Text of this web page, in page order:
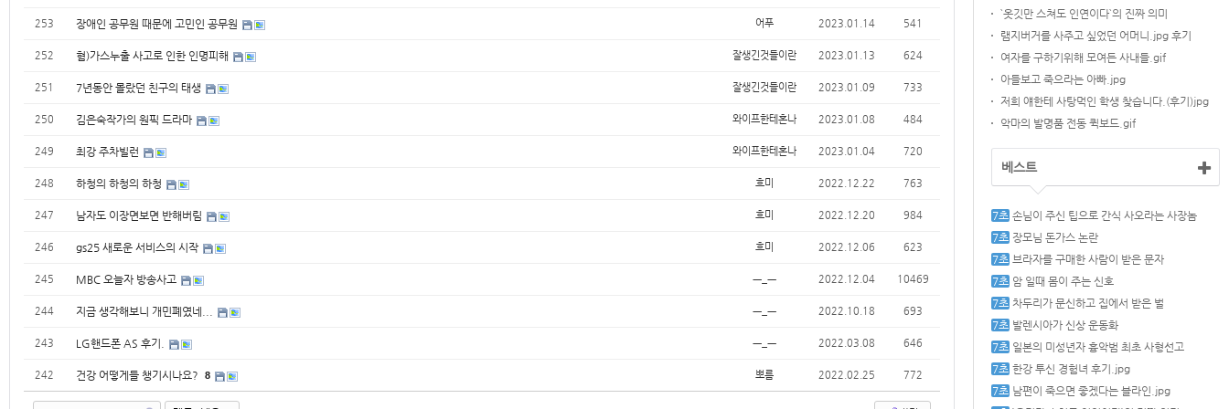
`옷깃만 스쳐도 인연이다`의 진짜 의미
램지버거를 사주고 싶었던 어머니.jpg 후기
여자를 구하기위해 모여든 사내들.gif
아들보고 죽으라는 아빠.jpg
저희 얘한테 사탕먹인 학생 찾습니다.(후기)jpg
악마의 발명품 전동 퀵보드.gif
베스트
손님이 주신 팁으로 간식 사오라는 사장놈
장모님 돈가스 논란
브라자를 구매한 사람이 받은 문자
암 일때 몸이 주는 신호
차두리가 문신하고 집에서 받은 벌
발렌시아가 신상 운동화
일본의 미성년자 흉악범 최초 사형선고
한강 투신 경험녀 후기.jpg
남편이 죽으면 좋겠다는 블라인.jpg
253 장애인 공무원 때문에 고민인 공무원 어푸 2023.01.14 541
252 혐)가스누출 사고로 인한 인명피해 잘생긴것들이란 2023.01.13 624
251 7년동안 몰랐던 친구의 태생 잘생긴것들이란 2023.01.09 733
250 김은숙작가의 원픽 드라마 와이프한테혼나 2023.01.08 484
249 최강 주차빌런 와이프한테혼나 2023.01.04 720
248 하청의 하청의 하청 흐미 2022.12.22 763
247 남자도 이장면보면 반해버림 흐미 2022.12.20 984
246 gs25 새로운 서비스의 시작 흐미 2022.12.06 623
245 MBC 오늘자 방송사고 ㅡ_ㅡ 2022.12.04 10469
244 지금 생각해보니 개민폐였네... ㅡ_ㅡ 2022.10.18 693
243 LG핸드폰 AS 후기. ㅡ_ㅡ 2022.03.08 646
242 건강 어떻게들 챙기시나요? 8 뽀름 2022.02.25 772